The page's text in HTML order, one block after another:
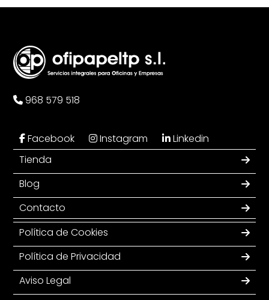
968 579 518
Facebook Instagram
Linkedin
Tienda
Blog
Contacto
Política de Cookies
Política de Privacidad
Aviso Legal